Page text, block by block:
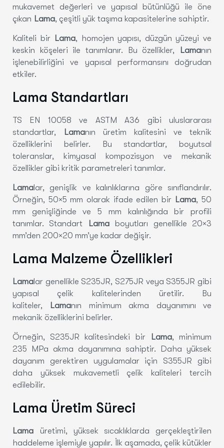
mukavemet değerleri ve yapısal bütünlüğü ile öne
çıkan Lama, çeşitli yük taşıma kapasitelerine sahiptir.
Kaliteli bir Lama, homojen yapısı, düzgün yüzeyi ve
keskin köşeleri ile tanımlanır. Bu özellikler,
Lamanın
işlenebilirliğini ve yapısal performansını doğrudan
etkiler.
Lama Standartları
TS EN 10058 ve ASTM A36 gibi uluslararası
standartlar,
Lamanın üretim kalitesini ve teknik
özelliklerini belirler. Bu standartlar, boyutsal
toleranslar, kimyasal kompozisyon ve mekanik
özellikler gibi kritik parametreleri tanımlar.
Lamalar, genişlik ve kalınlıklarına göre sınıflandırılır.
Örneğin, 50×5 mm olarak ifade edilen bir Lama, 50
mm genişliğinde ve 5 mm kalınlığında bir profili
tanımlar. Standart
Lamaboyutları genellikle 20×3
mm’den 200×20 mm’ye kadar değişir.
Lama Malzeme Özellikleri
Lamalar genellikle S235JR, S275JR veya S355JR gibi
yapısal çelik kalitelerinden üretilir. Bu
kaliteler, Lamanın minimum akma dayanımını ve
mekanik özelliklerini belirler.
Örneğin, S235JR kalitesindeki bir Lama, minimum
235 MPa akma dayanımına sahiptir. Daha yüksek
dayanım gerektiren uygulamalar için S355JR gibi
daha yüksek mukavemetli çelik kaliteleri tercih
edilebilir.
Lama Üretim Süreci
Lama üretimi, yüksek sıcaklıklarda gerçekleştirilen
haddeleme işlemiyle yapılır. İlk aşamada, çelik kütükler